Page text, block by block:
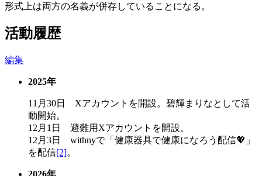
形式上は両方の名義が併存していることになる。
活動履歴
編集
2025年
11月30日 Xアカウントを開設。碧輝まりなとして活
動開始。
12月1日 避難用Xアカウントを開設。
12月3日 withnyで「健康器具で健康になろう配信💖」
を配信[2]。